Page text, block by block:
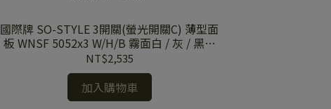
國際牌 SO-STYLE 3開關(螢光開關C) 薄型面
板 WNSF 5052x3 W/H/B 霧面白 / 灰 / 黑蓋
板
NT$2,535
加入購物車